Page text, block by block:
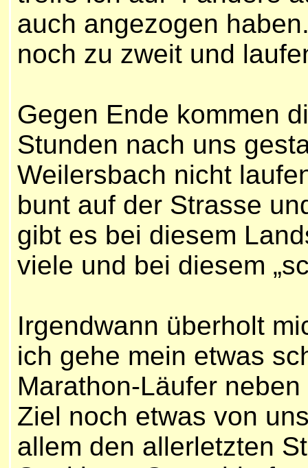
auch angezogen
noch zu zweit und
Gegen Ende kommen
Stunden nach uns
Weilersbach nicht
bunt auf der Strasse
gibt es bei diesem
viele und bei diesem
Irgendwann überholt
ich gehe mein etwas
Marathon-Läufer
Ziel noch etwas von
allem den allerletzten